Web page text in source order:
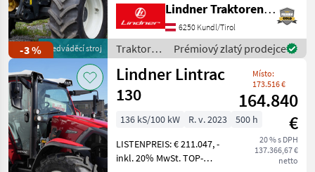
-3 % předváděcí stroj
nach vorne, 6
Kipperleitungen + 1
Rücklauf (inkl.
Staubschutz), 7-polige
Steckdose vorne, Li
Lindner Traktorenwerk GesmbH
6250 Kundl/Tirol
Traktory /
Lindner
Prémiový zlatý prodejce
Lindner Lintrac
130
Místo:
173.516 €
164.840
€
20 % s DPH
137.366,67 €
netto
136 kS/100 kW R. v. 2023
500 h
LISTENPREIS: € 211.047, -
inkl. 20% MwSt. TOP-